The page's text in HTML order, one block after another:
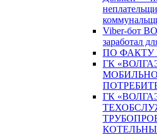
Viber-бот
заработал
ПО ФАКТУ
ГК
ГК